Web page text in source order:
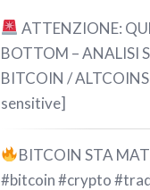
ATTENZIONE:
BOTTOM – ANALISI
BITCOIN /
sensitive]
BITCOIN STA
#bitcoin #crypto